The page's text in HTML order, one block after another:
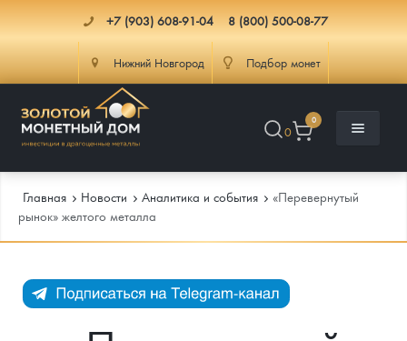
+7 (903) 608-91-04 8 (800) 500-08-77
Нижний Новгород Подбор монет
0
0
Каталог Монет
Инфо
Главная Новости Аналитика и события
«Перевернутый
рынок» желтого металла